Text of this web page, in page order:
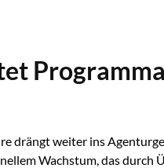
drängt weiter ins
Wachstum, das durch